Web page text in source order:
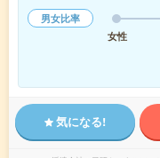
男女比率
女性
気になる!